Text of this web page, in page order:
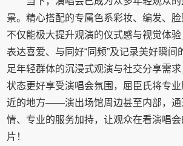
景。精心搭配的专属色系彩妆、编发、脸
不仅能极大提升观演的仪式感与视觉体
表达喜爱、与同好“同频”及记录美好瞬间
足年轻群体的沉浸式观演与社交分享需
状态更好享受演唱会氛围，屈臣氏将专
近的地方——演出场馆周边甚至内部，通
情、专业的服务加持，让观众在看演唱
片！